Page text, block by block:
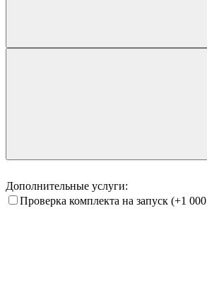
Дополнительные услуги:
Проверка комплекта на запуск (+1 000